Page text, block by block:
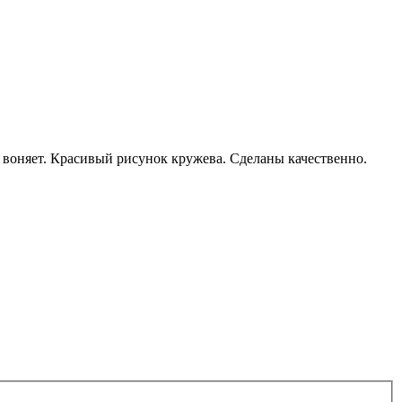
Красивый рисунок кружева. Сделаны качественно.